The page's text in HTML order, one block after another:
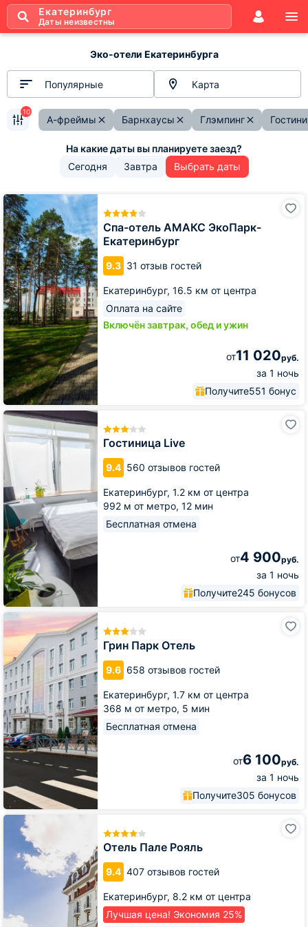
Екатеринбург
Даты неизвестны
Эко-отели Екатеринбурга
Популярные Карта
А-фреймы Барнхаусы Глэмпинг
10
Сегодня Завтра Выбрать даты
Спа-отель АМАКС ЭкоПарк-
Екатеринбург
9.3 31 отзыв гостей
Екатеринбург, 16.5 км от центра
Оплата на сайте
Включён завтрак, обед и ужин
от11 020руб.
за 1 ночь
Получите551 бонус
Спа-
отель
АМАКС
ЭкоПарк-
Екатеринбург
Гостиница Live
9.4 560 отзывов гостей
Екатеринбург, 1.2 км от центра
992 м от метро, 12 мин
Бесплатная отмена
от4 900руб.
за 1 ночь
Получите245 бонусов
Гостиница
Live
Грин Парк Отель
9.6 658 отзывов гостей
Екатеринбург, 1.7 км от центра
368 м от метро, 5 мин
Бесплатная отмена
от6 100руб.
за 1 ночь
Получите305 бонусов
Грин
Парк
Отель
Отель Пале Рояль
9.4 407 отзывов гостей
Екатеринбург, 8.2 км от центра
Лучшая цена! Экономия 25%
Отель
Пале
Рояль